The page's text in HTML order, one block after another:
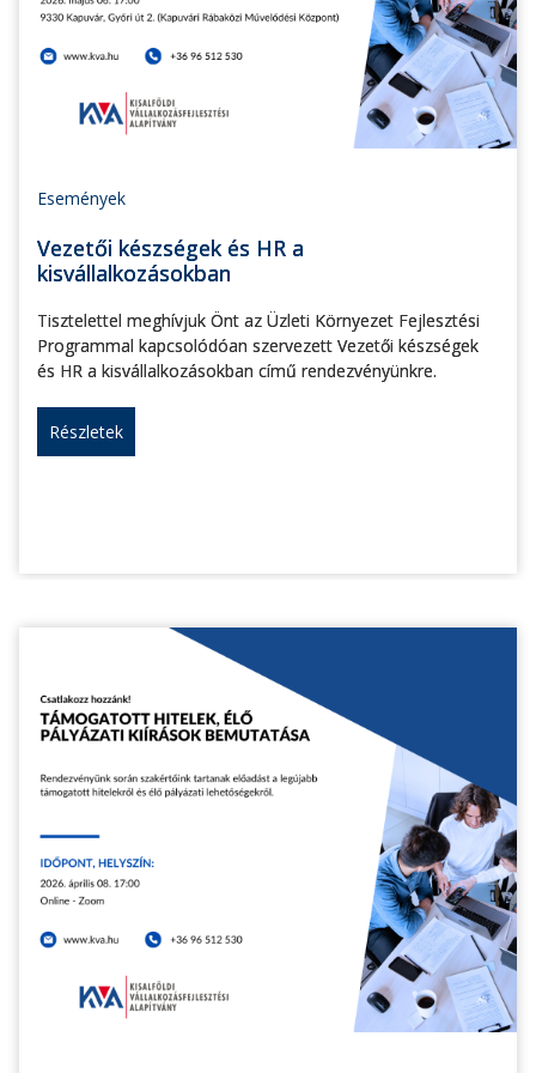
Események
Vezetői készségek és HR a
kisvállalkozásokban
Tisztelettel meghívjuk Önt az Üzleti Környezet Fejlesztési
Programmal kapcsolódóan szervezett Vezetői készségek
és HR a kisvállalkozásokban című rendezvényünkre.
Részletek